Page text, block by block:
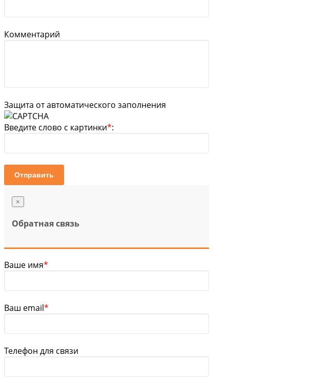
Комментарий
Защита от автоматического заполнения
Введите слово с картинки*:
Отправить
×
Обратная связь
Ваше имя*
Ваш email*
Телефон для связи